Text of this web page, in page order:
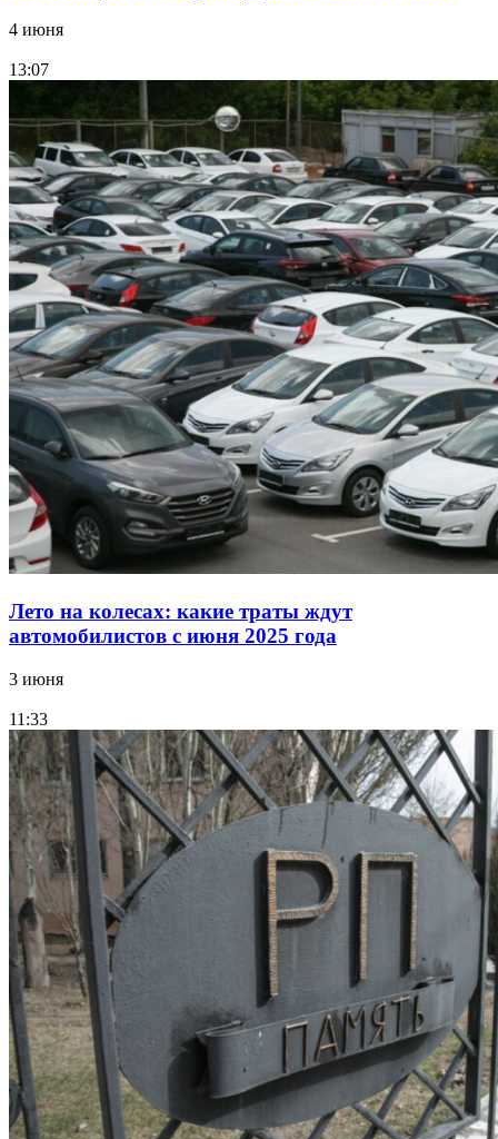
4 июня
13:07
Лето на колесах: какие траты ждут
автомобилистов с июня 2025 года
3 июня
11:33